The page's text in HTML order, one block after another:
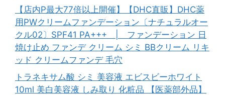
【店内P最大77倍以上開催】【DHC直販】DHC薬
用PWクリームファンデーション〔ナチュラルオー
クル02〕SPF41 PA+++ | ファンデーション 日
焼け止め ファンデ クリーム シミ BBクリーム リキ
ッド クリームファンデ 毛穴
トラネキサム酸 シミ 美容液 エビスビーホワイト
10ml 美白美容液 しみ取り 化粧品 【医薬部外品】